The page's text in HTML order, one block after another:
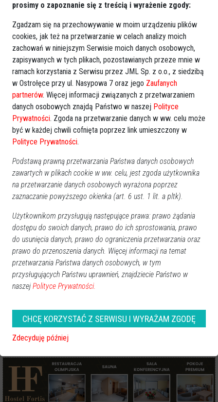
Resort podał, że nowe potwierdzone badaniami
laboratoryjnymi przypadki dotyczą 10 osób z woj.
wielkopolskiego, ośmiu z woj. śląskiego, ośmiu z woj.
małopolskiego, czterech z woj. dolnośląskiego, czterech z
woj. zachodniopomorskiego oraz po jednej osobie z woj.
świętokrzyskiego i warmińsko-mazurskiego.
Ministerstwo poinformowało też o śmierci dwóch kolejnych
osób zakażonych koronawirusem. Są to: 83-letni mężczyzna
ze szpitala w Warszawie i 68-letni mężczyzna ze szpitala w
Tychach. Obaj mieli współistniejące choroby.
Zakażenie koronawirusem od 4 marca, kiedy poinformowano
o pierwszym przypadku, potwierdzono dotąd u 2347 osób,
35 z nich zmarło.
Poprzednia Następna
GOOGLE NEWS
Obserwuj nas i otrzymuj nowe wiadomości
Obserwuj w Google News
prosimy o zapoznanie się z treścią i wyrażenie zgody:
Zgadzam się na przechowywanie w moim urządzeniu plików
cookies, jak też na przetwarzanie w celach analizy moich
zachowań w niniejszym Serwisie moich danych osobowych,
zapisywanych w tych plikach, pozostawianych przeze mnie w
ramach korzystania z Serwisu przez JML Sp. z o.o., z siedzibą
w Ostrołęce przy ul. Nasypowa 7 oraz jego Zaufanych
partnerów. Więcej informacji związanych z przetwarzaniem
danych osobowych znajdą Państwo w naszej Polityce
Prywatności. Zgoda na przetwarzanie danych w ww. celu może
być w każdej chwili cofnięta poprzez link umieszczony w
Polityce Prywatności.
Podstawą prawną przetwarzania Państwa danych osobowych
zawartych w plikach cookie w ww. celu, jest zgoda użytkownika
na przetwarzanie danych osobowych wyrażona poprzez
zaznaczanie powyższego okienka (art. 6 ust. 1 lit. a pltk).
Użytkownikom przysługują następujące prawa: prawo żądania
dostępu do swoich danych, prawo do ich sprostowania, prawo
do usunięcia danych, prawo do ograniczenia przetwarzania oraz
prawo do przenoszenia danych. Więcej informacji na temat
przetwarzania Państwa danych osobowych, w tym
przysługujących Państwu uprawnień, znajdziecie Państwo w
naszej Polityce Prywatności.
CHCĘ KORZYSTAĆ Z SERWISU I WYRAŻAM ZGODĘ
Zdecyduję później